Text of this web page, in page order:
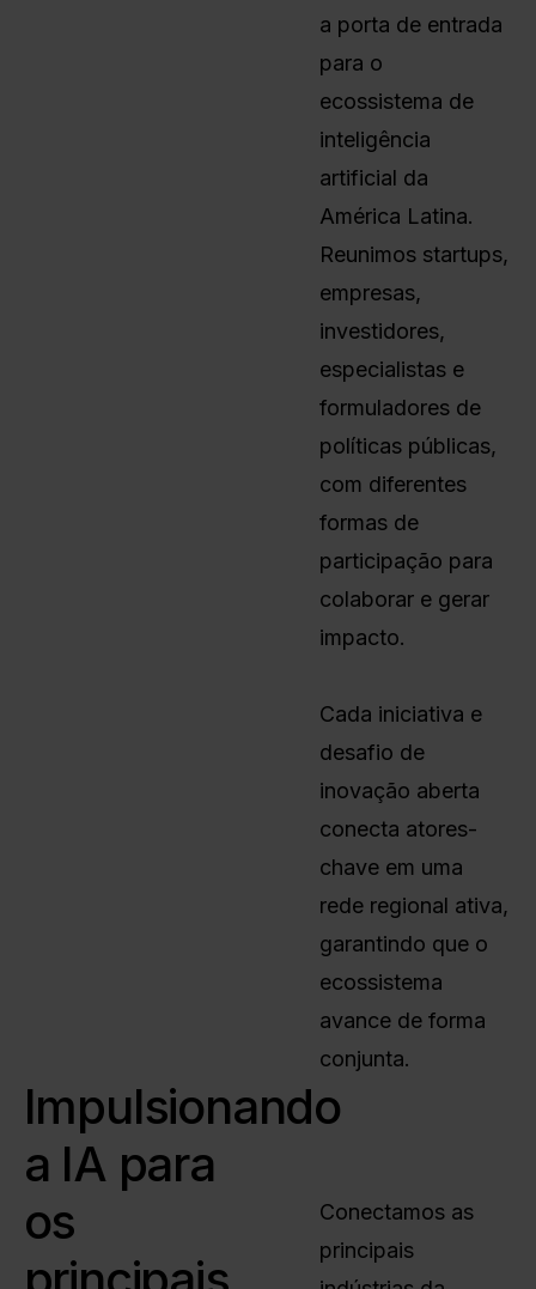
a porta de entrada
para o
ecossistema de
inteligência
artificial da
América Latina.
Reunimos startups,
empresas,
investidores,
especialistas e
formuladores de
políticas públicas,
com diferentes
formas de
participação para
colaborar e gerar
impacto.
Cada iniciativa e
desafio de
inovação aberta
conecta atores-
chave em uma
rede regional ativa,
garantindo que o
ecossistema
avance de forma
conjunta.
Impulsionando
a IA para
os
Conectamos as
principais